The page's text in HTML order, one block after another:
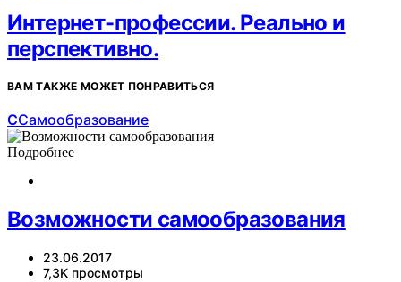
Интернет-профессии. Реально и
перспективно.
ВАМ ТАКЖЕ МОЖЕТ ПОНРАВИТЬСЯ
ССамообразование
Подробнее
Возможности самообразования
23.06.2017
7,3K просмотры